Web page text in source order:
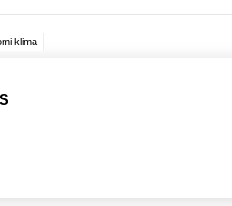
klima